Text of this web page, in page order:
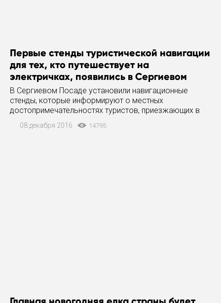
Первые стенды туристической навигации
для тех, кто путешествует на
электричках, появились в Сергиевом
Посаде
В Сергиевом Посаде установили навигационные
стенды, которые информируют о местных
достопримечательностях туристов, приезжающих в
город по железной дороге. Таким образом, по
словам министра культуры Московской области
08 декабря 2016 14795